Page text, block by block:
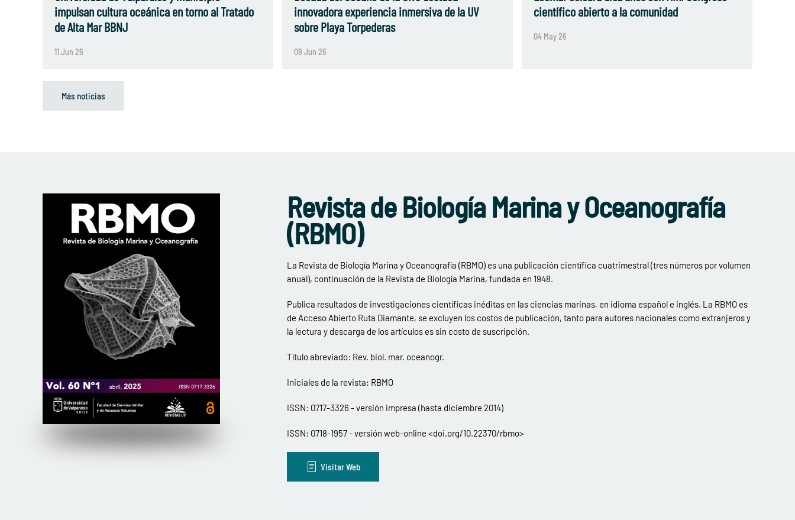
impulsan cultura oceánica en torno al Tratado
de Alta Mar BBNJ
11 Jun 26
innovadora experiencia inmersiva de la UV
sobre Playa Torpederas
08 Jun 26
científico abierto a la comunidad
04 May 26
Más noticias
Revista de Biología Marina y Oceanografía
(RBMO)
La Revista de Biología Marina y Oceanografía (RBMO) es una publicación científica cuatrimestral (tres números por volumen
anual), continuación de la Revista de Biología Marina, fundada en 1948.
Publica resultados de investigaciones científicas inéditas en las ciencias marinas, en idioma español e inglés. La RBMO es
de Acceso Abierto Ruta Diamante, se excluyen los costos de publicación, tanto para autores nacionales como extranjeros y
la lectura y descarga de los artículos es sin costo de suscripción.
Título abreviado: Rev. biol. mar. oceanogr.
Iniciales de la revista: RBMO
ISSN: 0717-3326 - versión impresa (hasta diciembre 2014)
ISSN: 0718-1957 - versión web-online <doi.org/10.22370/rbmo>
Visitar Web